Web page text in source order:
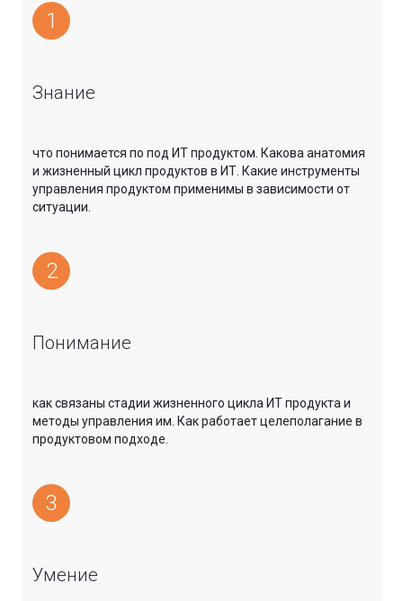
1
Знание
что понимается по под ИТ продуктом. Какова анатомия
и жизненный цикл продуктов в ИТ. Какие инструменты
управления продуктом применимы в зависимости от
ситуации.
2
Понимание
как связаны стадии жизненного цикла ИТ продукта и
методы управления им. Как работает целеполагание в
продуктовом подходе.
3
Умение